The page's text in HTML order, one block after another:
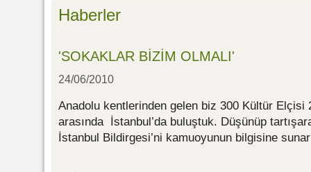
Haberler
'SOKAKLAR BİZİM OLMALI'
24/06/2010
Anadolu kentlerinden gelen biz 300 Kültür Elçisi
arasında İstanbul’da buluştuk. Düşünüp
İstanbul Bildirgesi’ni kamuoyunun bilgisine